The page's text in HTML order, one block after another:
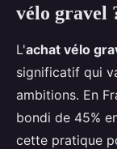
vélo gravel
L'achat vélo
significatif qui
ambitions. En
bondi de 45%
cette pratique